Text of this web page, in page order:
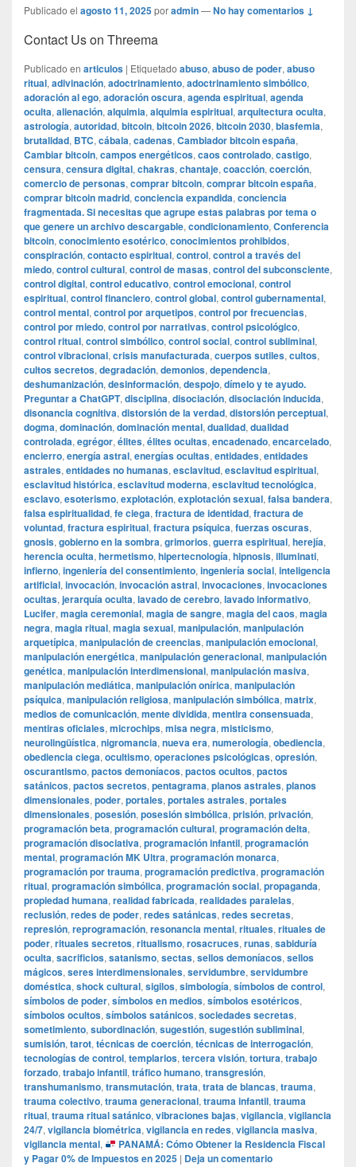
Publicado el agosto 11, 2025poradmin—No hay comentarios ↓
Contact Us on Threema
Publicado en articulos | Etiquetado abuso, abuso de poder, abuso
ritual, adivinación, adoctrinamiento, adoctrinamiento simbólico,
adoración al ego, adoración oscura, agenda espiritual, agenda
oculta, alienación, alquimia, alquimia espiritual, arquitectura oculta,
astrología, autoridad, bitcoin, bitcoin 2026, bitcoin 2030, blasfemia,
brutalidad, BTC, cábala, cadenas, Cambiador bitcoin españa,
Cambiar bitcoin, campos energéticos, caos controlado, castigo,
censura, censura digital, chakras, chantaje, coacción, coerción,
comercio de personas, comprar bitcoin, comprar bitcoin españa,
comprar bitcoin madrid, conciencia expandida, conciencia
fragmentada. Si necesitas que agrupe estas palabras por tema o
que genere un archivo descargable, condicionamiento, Conferencia
bitcoin, conocimiento esotérico, conocimientos prohibidos,
conspiración, contacto espiritual, control, control a través del
miedo, control cultural, control de masas, control del subconsciente,
control digital, control educativo, control emocional, control
espiritual, control financiero, control global, control gubernamental,
control mental, control por arquetipos, control por frecuencias,
control por miedo, control por narrativas, control psicológico,
control ritual, control simbólico, control social, control subliminal,
control vibracional, crisis manufacturada, cuerpos sutiles, cultos,
cultos secretos, degradación, demonios, dependencia,
deshumanización, desinformación, despojo, dímelo y te ayudo.
Preguntar a ChatGPT, disciplina, disociación, disociación inducida,
disonancia cognitiva, distorsión de la verdad, distorsión perceptual,
dogma, dominación, dominación mental, dualidad, dualidad
controlada, egrégor, élites, élites ocultas, encadenado, encarcelado,
encierro, energía astral, energías ocultas, entidades, entidades
astrales, entidades no humanas, esclavitud, esclavitud espiritual,
esclavitud histórica, esclavitud moderna, esclavitud tecnológica,
esclavo, esoterismo, explotación, explotación sexual, falsa bandera,
falsa espiritualidad, fe ciega, fractura de identidad, fractura de
voluntad, fractura espiritual, fractura psíquica, fuerzas oscuras,
gnosis, gobierno en la sombra, grimorios, guerra espiritual, herejía,
herencia oculta, hermetismo, hipertecnología, hipnosis, illuminati,
infierno, ingeniería del consentimiento, ingeniería social, inteligencia
artificial, invocación, invocación astral, invocaciones, invocaciones
ocultas, jerarquía oculta, lavado de cerebro, lavado informativo,
Lucifer, magia ceremonial, magia de sangre, magia del caos, magia
negra, magia ritual, magia sexual, manipulación, manipulación
arquetípica, manipulación de creencias, manipulación emocional,
manipulación energética, manipulación generacional, manipulación
genética, manipulación interdimensional, manipulación masiva,
manipulación mediática, manipulación onírica, manipulación
psíquica, manipulación religiosa, manipulación simbólica, matrix,
medios de comunicación, mente dividida, mentira consensuada,
mentiras oficiales, microchips, misa negra, misticismo,
neurolingüística, nigromancia, nueva era, numerología, obediencia,
obediencia ciega, ocultismo, operaciones psicológicas, opresión,
oscurantismo, pactos demoníacos, pactos ocultos, pactos
satánicos, pactos secretos, pentagrama, planos astrales, planos
dimensionales, poder, portales, portales astrales, portales
dimensionales, posesión, posesión simbólica, prisión, privación,
programación beta, programación cultural, programación delta,
programación disociativa, programación infantil, programación
mental, programación MK Ultra, programación monarca,
programación por trauma, programación predictiva, programación
ritual, programación simbólica, programación social, propaganda,
propiedad humana, realidad fabricada, realidades paralelas,
reclusión, redes de poder, redes satánicas, redes secretas,
represión, reprogramación, resonancia mental, rituales, rituales de
poder, rituales secretos, ritualismo, rosacruces, runas, sabiduría
oculta, sacrificios, satanismo, sectas, sellos demoníacos, sellos
mágicos, seres interdimensionales, servidumbre, servidumbre
doméstica, shock cultural, sigilos, simbología, símbolos de control,
símbolos de poder, símbolos en medios, símbolos esotéricos,
símbolos ocultos, símbolos satánicos, sociedades secretas,
sometimiento, subordinación, sugestión, sugestión subliminal,
sumisión, tarot, técnicas de coerción, técnicas de interrogación,
tecnologías de control, templarios, tercera visión, tortura, trabajo
forzado, trabajo infantil, tráfico humano, transgresión,
transhumanismo, transmutación, trata, trata de blancas, trauma,
trauma colectivo, trauma generacional, trauma infantil, trauma
ritual, trauma ritual satánico, vibraciones bajas, vigilancia, vigilancia
24/7, vigilancia biométrica, vigilancia en redes, vigilancia masiva,
vigilancia mental,
PANAMÁ: Cómo Obtener la Residencia Fiscal
y Pagar 0% de Impuestos en 2025 | Deja un comentario